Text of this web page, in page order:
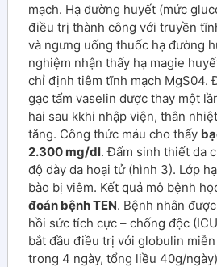
mạch. Hạ đường huyết (mức
điều trị thành công với truyền
và ngưng uống thuốc hạ đường
nghiệm nhận thấy hạ magie
chỉ định tiêm tĩnh mạch MgS04.
gạc tẩm vaselin được thay một
hai sau kkhi nhập viện, thân
tăng. Công thức máu cho thấy
2.300 mg/dl. Đấm sinh thiết da
độ dày da hoại tử (hình 3). Lớp
bào bị viêm. Kết quả mô bệnh
đoán bệnh TEN. Bệnh nhân
hồi sức tích cực – chống độc
bắt đầu điều trị với globulin
trong 4 ngày, tổng liều 40g/